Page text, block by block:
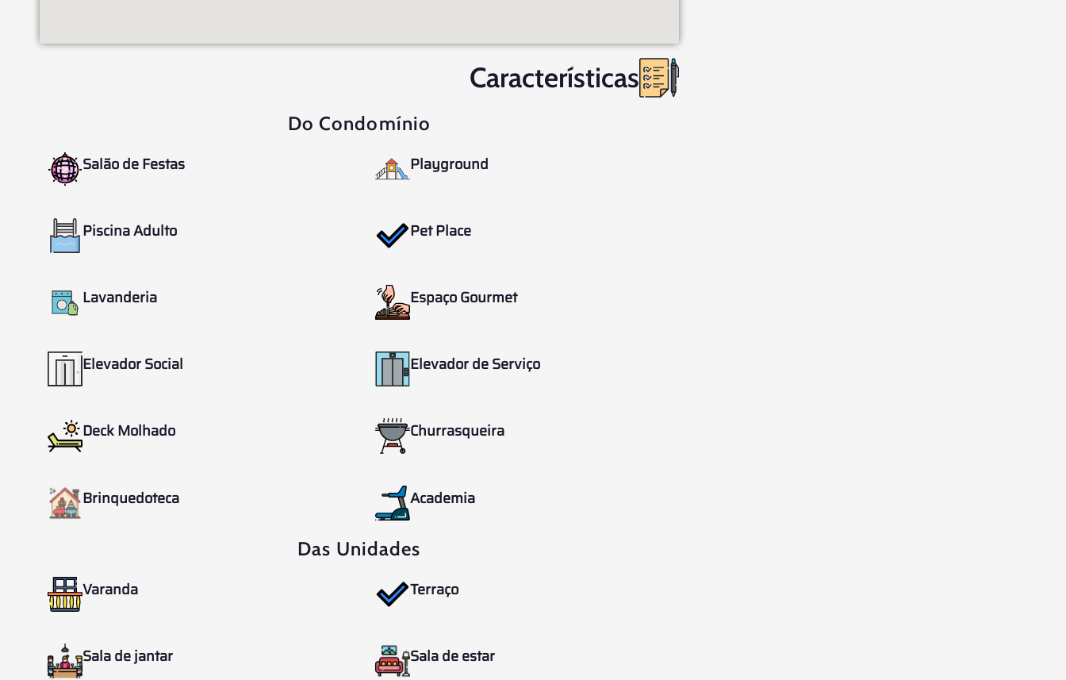
Características
Do Condomínio
Salão de Festas Playground
Piscina Adulto Pet Place
Lavanderia Espaço Gourmet
Elevador Social Elevador de Serviço
Deck Molhado Churrasqueira
Brinquedoteca Academia
Das Unidades
Varanda Terraço
Sala de jantar Sala de estar